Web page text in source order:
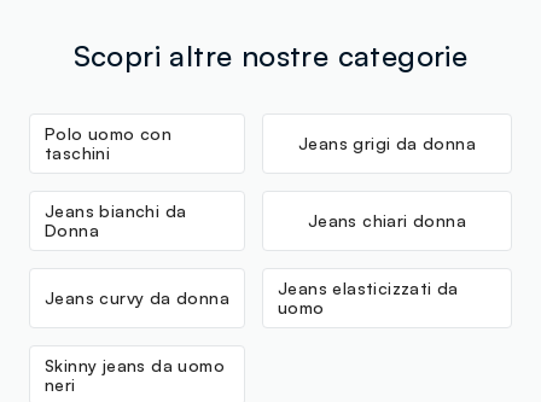
Scopri altre nostre categorie
Polo uomo con
taschini
Jeans grigi da donna
Jeans bianchi da
Donna
Jeans chiari donna
Jeans curvy da donna
Jeans elasticizzati da
uomo
Skinny jeans da uomo
neri